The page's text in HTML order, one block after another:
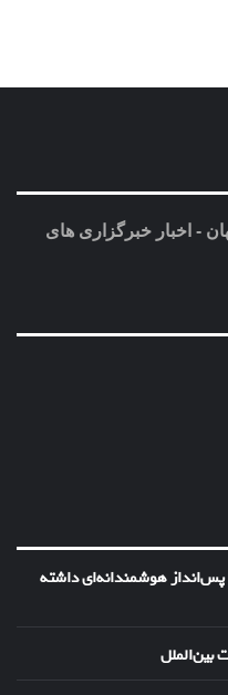
- اخبار خبرگزاری های
هوشمندانه‌ای داشته
بین‌الملل